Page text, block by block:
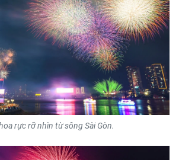
núi phía Bắc
Hồng
Trung Bộ và Tây
rực rỡ nhìn từ sông Sài Gòn.